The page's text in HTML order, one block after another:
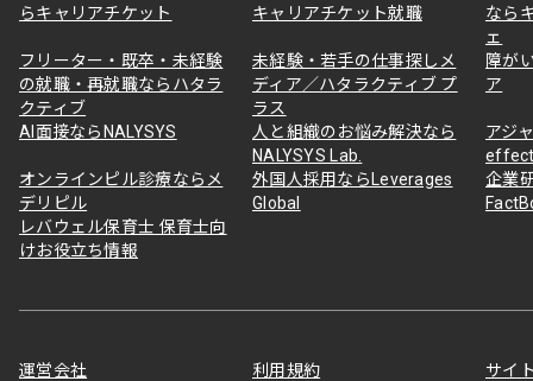
らキャリアチケット
キャリアチケット就職
なら
ェ
フリーター・既卒・未経験
の就職・再就職ならハタラ
クティブ
未経験・若手の仕事探しメ
ディア／ハタラクティブ プ
ラス
障が
ア
AI面接ならNALYSYS
人と組織のお悩み解決なら
NALYSYS Lab.
アジ
オンラインピル診療ならメ
デリピル
外国人採用ならLeverages
Global
企業
レバウェル保育士 保育士向
けお役立ち情報
運営会社 利用規約 サイ